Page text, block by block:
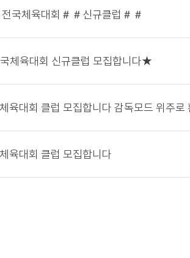
국체육대회＃＃신규클럽＃＃
체육대회 신규클럽 모집합니다★
육대회 클럽 모집합니다 감독모드 위주로
육대회 클럽 모집합니다